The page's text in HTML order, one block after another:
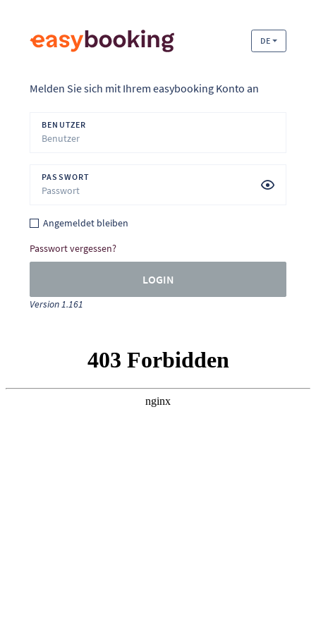
DE
Melden Sie sich mit Ihrem easybooking Konto an
BENUTZER
PASSWORT
Angemeldet bleiben
Passwort vergessen?
LOGIN
Version 1.161